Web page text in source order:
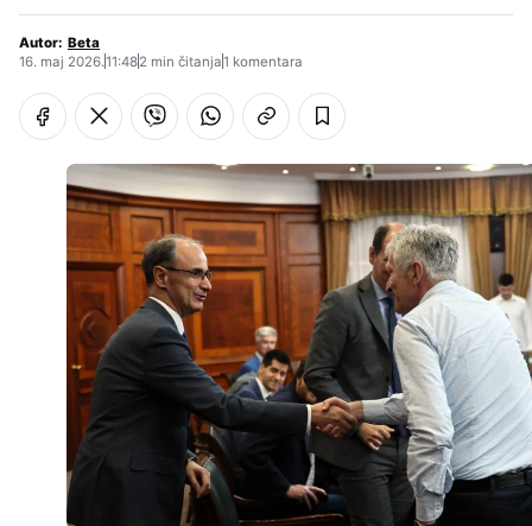
Autor: Beta
16. maj 2026.11:482 min čitanja1 komentara